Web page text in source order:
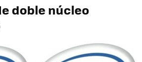
doble núcleo